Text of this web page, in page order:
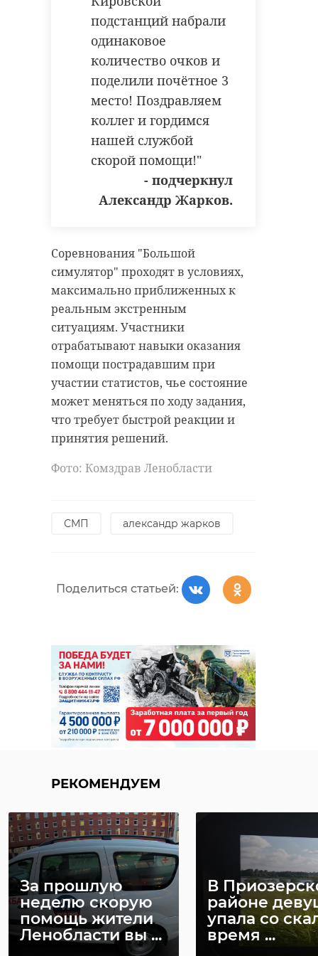
подстанций набрали
одинаковое
количество очков и
поделили почётное 3
место! Поздравляем
коллег и гордимся
нашей службой
скорой помощи!"
- подчеркнул
Александр Жарков.
Соревнования "Большой
симулятор" проходят в условиях,
максимально приближенных к
реальным экстренным
ситуациям. Участники
отрабатывают навыки оказания
помощи пострадавшим при
участии статистов, чье состояние
может меняться по ходу задания,
что требует быстрой реакции и
принятия решений.
Фото: Комздрав Ленобласти
СМП александр жарков
Поделиться статьей:
РЕКОМЕНДУЕМ
За прошлую
неделю скорую
помощь жители
Ленобласти вы ...
В
районе
упала со
время ...
https://www.magnific.com/ru/free-ai-
image/firefighter-trying-contain-
6a35-4fd6-9a7c-
701162a98936&query=fire+house
всеволожский район
пострадавший
Поделиться статьей:
РЕКОМЕНДУЕМ
В фермерском
произошел
пожара в